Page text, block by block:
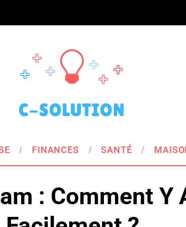
FINANCES SANTÉ
: Comment Y